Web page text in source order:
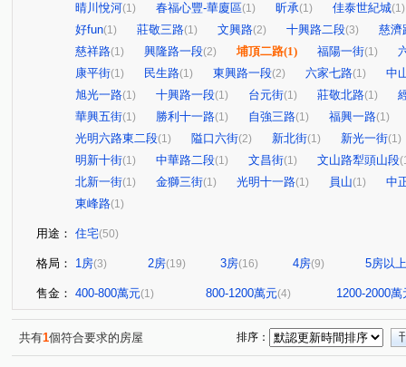
晴川悅河(1) 春福心豐-華廈區(1) 昕承(1) 佳泰世紀城(1)
好fun(1) 莊敬三路(1) 文興路(2) 十興路二段(3)
慈濟
慈祥路(1) 興隆路一段(2) 埔頂二路(1) 福陽一街(1)
康平街(1) 民生路(1) 東興路一段(2) 六家七路(1)
中
旭光一路(1) 十興路一段(1) 台元街(1) 莊敬北路(1)
華興五街(1) 勝利十一路(1) 自強三路(1) 福興一路(1)
光明六路東二段(1) 隘口六街(2) 新北街(1) 新光一街(1)
明新十街(1) 中華路二段(1) 文昌街(1) 文山路犁頭山段
北新一街(1) 金獅三街(1) 光明十一路(1) 員山(1)
中
東峰路(1)
用途： 住宅(50)
格局： 1房(3) 2房(19) 3房(16) 4房(9) 5房以上
售金： 400-800萬元(1) 800-1200萬元(4) 1200-2000萬
共有1個符合要求的房屋 排序：